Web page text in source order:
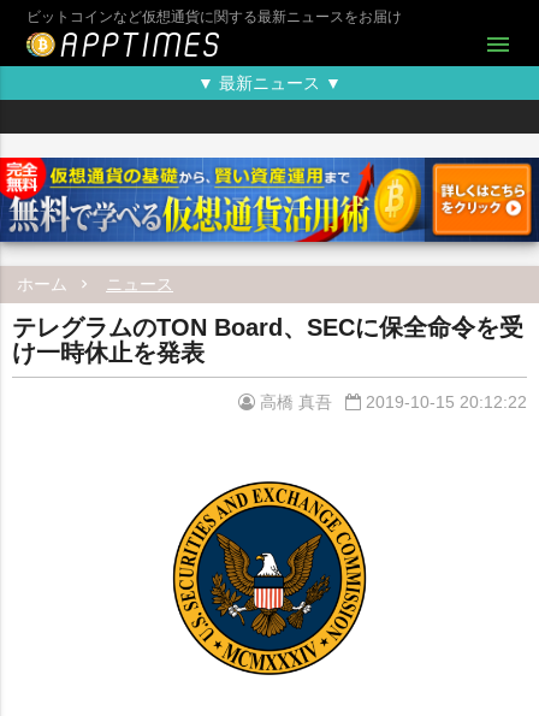
ビットコインなど仮想通貨に関する最新ニュースをお届け
menu
▼ 最新ニュース ▼
ホーム ニュース
テレグラムのTON Board、SECに保全命令を受
け一時休止を発表
高橋 真吾 2019-10-15 20:12:22